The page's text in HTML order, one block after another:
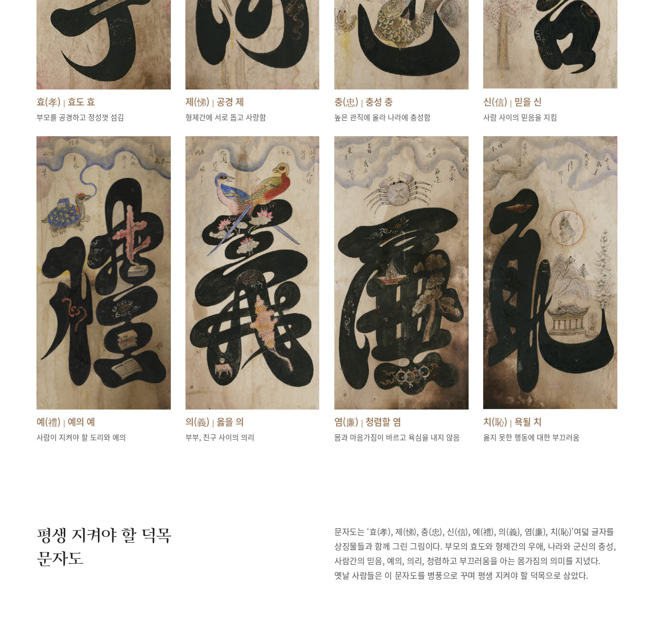
효(孝) | 효도 효
부모를 공경하고 정성껏 섬김
제(悌) | 공경 제
형제간에 서로 돕고 사랑함
충(忠) | 충성 충
높은 관직에 올라 나라에 충성함
신(信) | 믿을 신
사람 사이의 믿음을 지킴
예(禮) | 예의 예
사람이 지켜야 할 도리와 예의
의(義) | 옳을 의
부부, 친구 사이의 의리
염(廉) | 청렴할 염
몸과 마음가짐이 바르고 욕심을 내지 않음
치(恥) | 욕될 치
옳지 못한 행동에 대한 부끄러움
평생 지켜야 할 덕목
문자도
문자도는 ‘효(孝), 제(悌), 충(忠), 신(信), 예(禮), 의(義), 염(廉), 치(恥)’여덟 글자를
상징물들과 함께 그린 그림이다. 부모의 효도와 형제간의 우애, 나라와 군신의 충성,
사람간의 믿음, 예의, 의리, 청렴하고 부끄러움을 아는 몸가짐의 의미를 지녔다.
옛날 사람들은 이 문자도를 병풍으로 꾸며 평생 지켜야 할 덕목으로 삼았다.